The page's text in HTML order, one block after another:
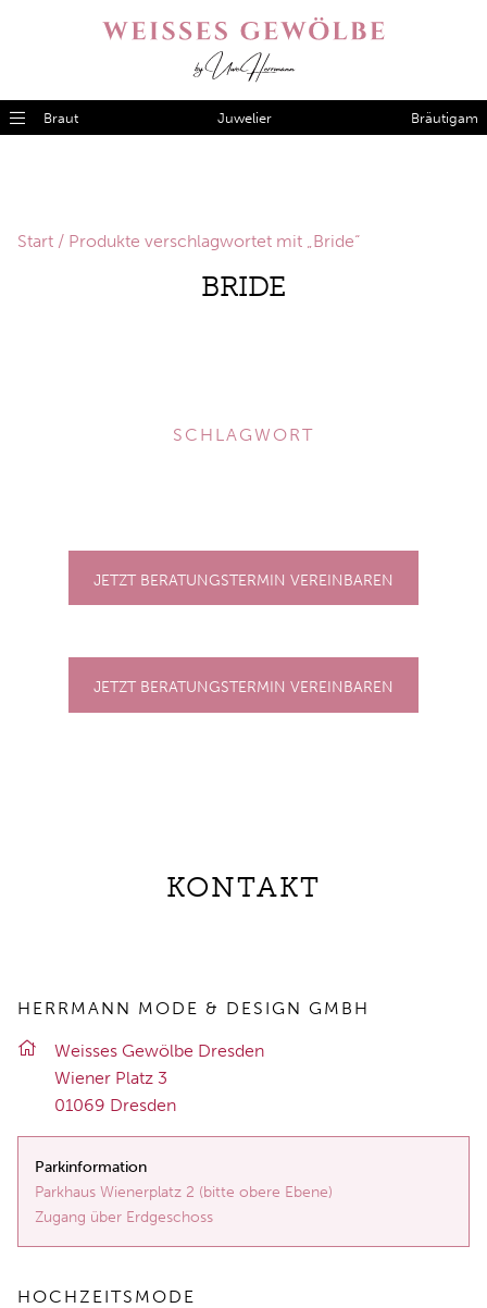
Braut Juwelier Bräutigam
Start / Produkte verschlagwortet mit „Bride“
BRIDE
SCHLAGWORT
JETZT BERATUNGSTERMIN VEREINBAREN
JETZT BERATUNGSTERMIN VEREINBAREN
KONTAKT
HERRMANN MODE & DESIGN GMBH
Weis­ses Ge­wöl­be Dres­den
Wie­ner Platz 3
01069 Dres­den
Parkinformation
Parkhaus Wienerplatz 2 (bitte obere Ebene)
Zugang über Erdgeschoss
HOCHZEITSMODE